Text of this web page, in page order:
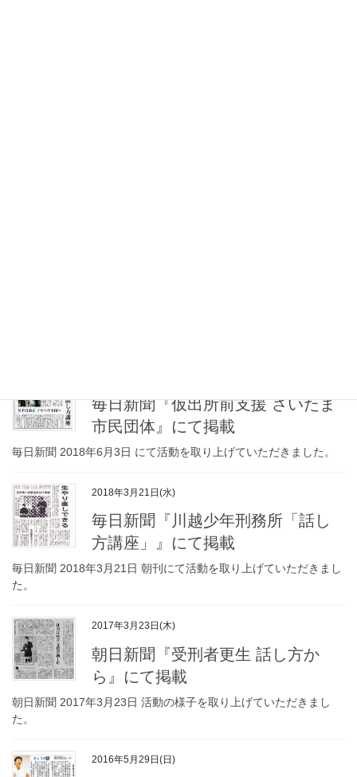
毎日新聞『仮出所前支援 さいたま
市民団体』にて掲載
毎日新聞 2018年6月3日 にて活動を取り上げていただきました。
2018年3月21日(水)
毎日新聞『川越少年刑務所「話し
方講座」』にて掲載
毎日新聞 2018年3月21日 朝刊にて活動を取り上げていただきまし
た。
2017年3月23日(木)
朝日新聞『受刑者更生 話し方か
ら』にて掲載
朝日新聞 2017年3月23日 活動の様子を取り上げていただきまし
た。
2016年5月29日(日)